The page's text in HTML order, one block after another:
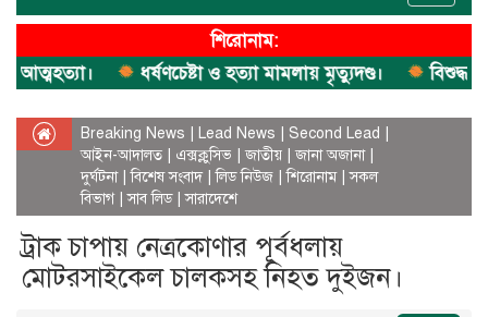
শিরোনাম:
ধর্ষণচেষ্টা ও হত্যা মামলায় মৃত্যুদণ্ড। বিশুদ্ধ
Breaking News Lead News Second Lead
আইন-আদালত
এক্সক্লুসিভ |জাতীয় |জানা অজানা|
দুর্ঘটনা|বিশেষ সংবাদ|লিড নিউজ |শিরোনাম|সকল
বিভাগ|সাব লিড|সারাদেশে
ট্রাক চাপায় নেত্রকোণার পূর্বধলায়
মোটরসাইকেল চালকসহ নিহত দুইজন।